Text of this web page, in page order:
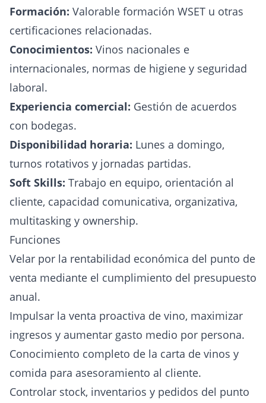
Formación: Valorable formación WSET u otras
certificaciones relacionadas.
Conocimientos: Vinos nacionales e
internacionales, normas de higiene y seguridad
laboral.
Experiencia comercial: Gestión de acuerdos
con bodegas.
Disponibilidad horaria: Lunes a domingo,
turnos rotativos y jornadas partidas.
Soft Skills: Trabajo en equipo, orientación al
cliente, capacidad comunicativa, organizativa,
multitasking y ownership.
Funciones
Velar por la rentabilidad económica del punto de
venta mediante el cumplimiento del presupuesto
anual.
Impulsar la venta proactiva de vino, maximizar
ingresos y aumentar gasto medio por persona.
Conocimiento completo de la carta de vinos y
comida para asesoramiento al cliente.
Controlar stock, inventarios y pedidos del punto